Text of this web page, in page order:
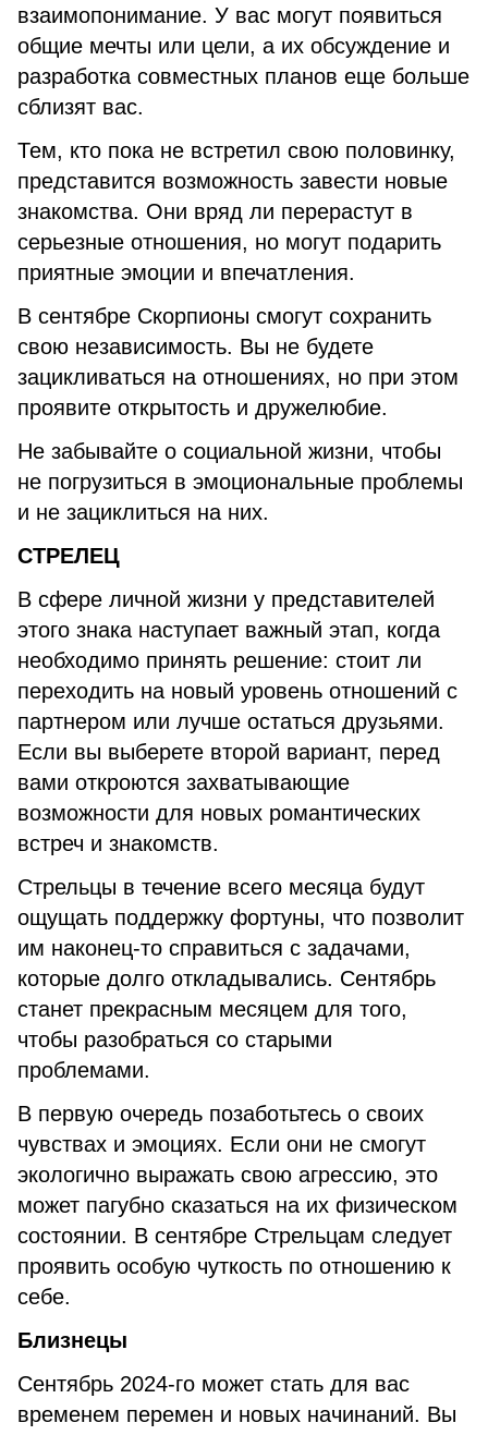
взаимопонимание. У вас могут появиться
общие мечты или цели, а их обсуждение и
разработка совместных планов еще больше
сблизят вас.
Тем, кто пока не встретил свою половинку,
представится возможность завести новые
знакомства. Они вряд ли перерастут в
серьезные отношения, но могут подарить
приятные эмоции и впечатления.
В сентябре Скорпионы смогут сохранить
свою независимость. Вы не будете
зацикливаться на отношениях, но при этом
проявите открытость и дружелюбие.
Не забывайте о социальной жизни, чтобы
не погрузиться в эмоциональные проблемы
и не зациклиться на них.
СТРЕЛЕЦ
В сфере личной жизни у представителей
этого знака наступает важный этап, когда
необходимо принять решение: стоит ли
переходить на новый уровень отношений с
партнером или лучше остаться друзьями.
Если вы выберете второй вариант, перед
вами откроются захватывающие
возможности для новых романтических
встреч и знакомств.
Стрельцы в течение всего месяца будут
ощущать поддержку фортуны, что позволит
им наконец-то справиться с задачами,
которые долго откладывались. Сентябрь
станет прекрасным месяцем для того,
чтобы разобраться со старыми
проблемами.
В первую очередь позаботьтесь о своих
чувствах и эмоциях. Если они не смогут
экологично выражать свою агрессию, это
может пагубно сказаться на их физическом
состоянии. В сентябре Стрельцам следует
проявить особую чуткость по отношению к
себе.
Близнецы
Сентябрь 2024-го может стать для вас
временем перемен и новых начинаний. Вы